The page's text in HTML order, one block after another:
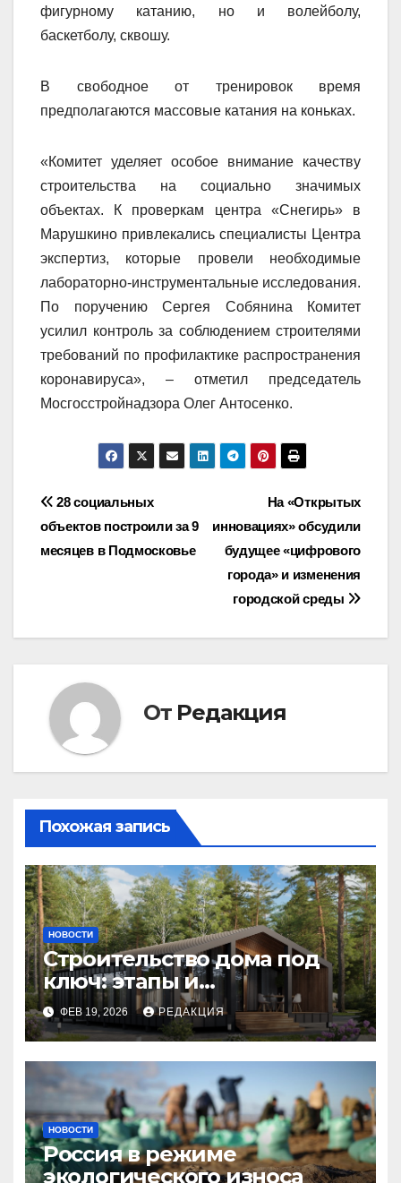
фигурному катанию, но и волейболу,
баскетболу, сквошу.
В свободное от тренировок время
предполагаются массовые катания на коньках.
«Комитет уделяет особое внимание качеству
строительства на социально значимых
объектах. К проверкам центра «Снегирь» в
Марушкино привлекались специалисты Центра
экспертиз, которые провели необходимые
лабораторно-инструментальные исследования.
По поручению Сергея Собянина Комитет
усилил контроль за соблюдением строителями
требований по профилактике распространения
коронавируса», – отметил председатель
Мосгосстройнадзора Олег Антосенко.
Навигация
по
На «Открытых
инновациях» обсудили
будущее «цифрового
города» и изменения
городской среды
28 социальных
объектов построили за 9
месяцев в Подмосковье
От Редакция
Похожая запись
НОВОСТИ
Строительство дома под
ключ: этапы и
планирование бюджета
ФЕВ 19, 2026 РЕДАКЦИЯ
НОВОСТИ
Россия в режиме
экологического износа